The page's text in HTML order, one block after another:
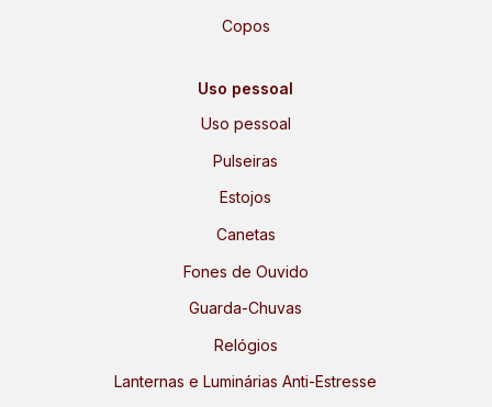
Copos
Uso pessoal
Uso pessoal
Pulseiras
Estojos
Canetas
Fones de Ouvido
Guarda-Chuvas
Relógios
Lanternas e Luminárias Anti-Estresse